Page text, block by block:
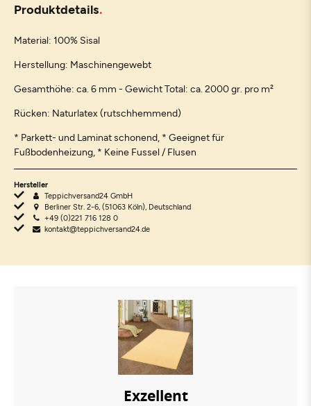
Produktdetails
Material: 100% Sisal
Herstellung: Maschinengewebt
Gesamthöhe: ca. 6 mm - Gewicht Total: ca. 2000 gr. pro m²
Rücken: Naturlatex (rutschhemmend)
* Parkett- und Laminat schonend, * Geeignet für
Fußbodenheizung, * Keine Fussel / Flusen
Hersteller
Teppichversand24 GmbH
Berliner Str. 2-6, (51063 Köln), Deutschland
+49 (0)221 716 128 0
kontakt@teppichversand24.de
Exzellent